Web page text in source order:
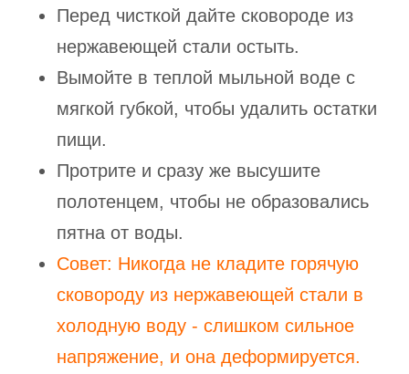
Перед чисткой дайте сковороде из
нержавеющей стали остыть.
Вымойте в теплой мыльной воде с
мягкой губкой, чтобы удалить остатки
пищи.
Протрите и сразу же высушите
полотенцем, чтобы не образовались
пятна от воды.
Совет: Никогда не кладите горячую
сковороду из нержавеющей стали в
холодную воду - слишком сильное
напряжение, и она деформируется.